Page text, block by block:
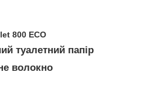
800 ECO
туалетний папір
волокно